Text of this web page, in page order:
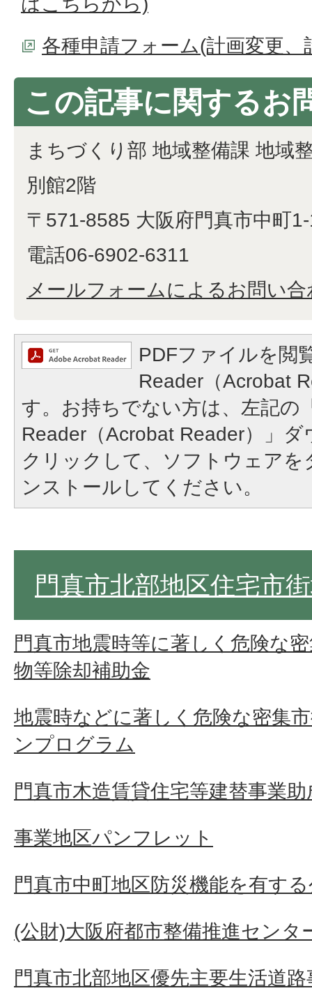
各種申請フォーム(計画変更、
この記事に関するお
まちづくり部 地域整備課 地域
別館2階
〒571-8585 大阪府門真市中町
電話06-6902-6311
メールフォームによるお問い合
PDFファイルを閲
Reader（Acrobat
す。お持ちでない方は、左記の
Reader（Acrobat Reader）」
クリックして、ソフトウェア
ンストールしてください。
門真市北部地区住宅市
門真市地震時等に著しく危険な
物等除却補助金
地震時などに著しく危険な密集
ンプログラム
門真市木造賃貸住宅等建替事業
事業地区パンフレット
門真市中町地区防災機能を有す
(公財)大阪府都市整備推進センタ
門真市北部地区優先主要生活道